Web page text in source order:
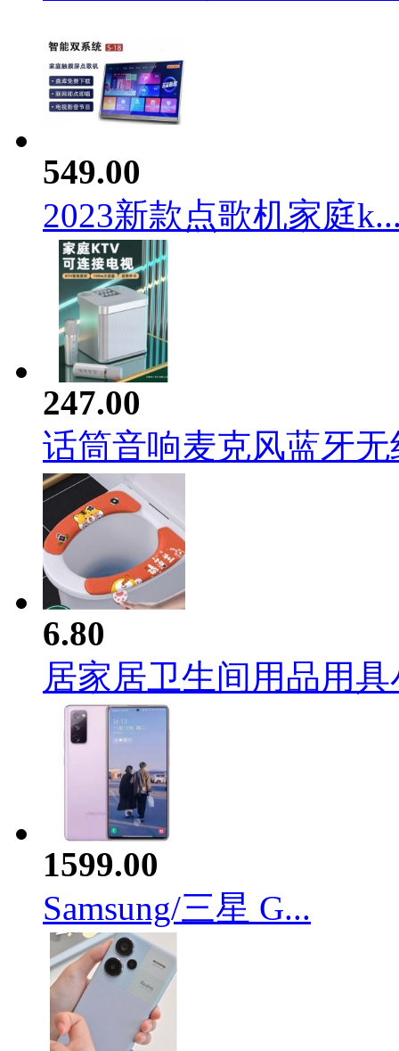
549.00
2023新款点歌机家庭
247.00
话筒音响麦克风蓝牙无
6.80
居家居卫生间用品用具
1599.00
Samsung/三星 G...